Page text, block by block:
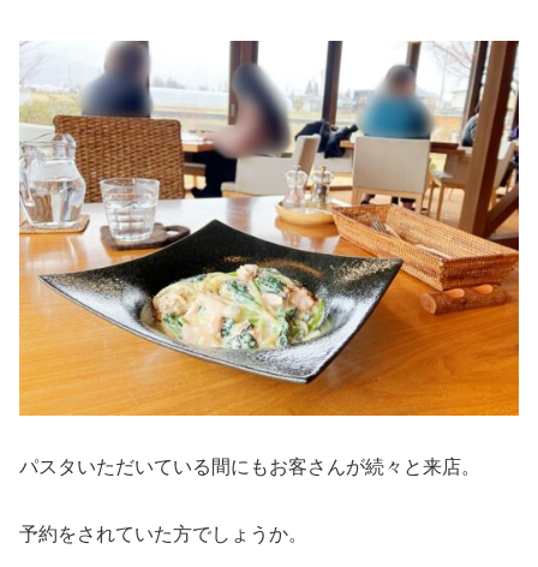
パスタいただいている間にもお客さんが続々と来店。
予約をされていた方でしょうか。